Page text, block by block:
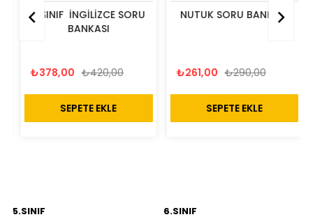
8. SINIF  İNGİLİZCE SORU
BANKASI
₺378,00 ₺420,00
SEPETE EKLE
NUTUK SORU BANKASI
₺261,00 ₺290,00
SEPETE EKLE
5.SINIF
6.SINIF